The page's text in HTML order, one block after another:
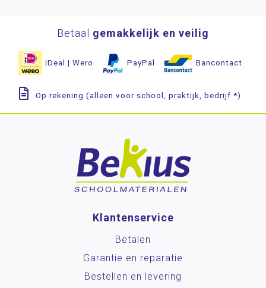
Betaal gemakkelijk en veilig
iDeal | Wero PayPal Bancontact
Op rekening (alleen voor school, praktijk, bedrijf *)
Klantenservice
Betalen
Garantie en reparatie
Bestellen en levering